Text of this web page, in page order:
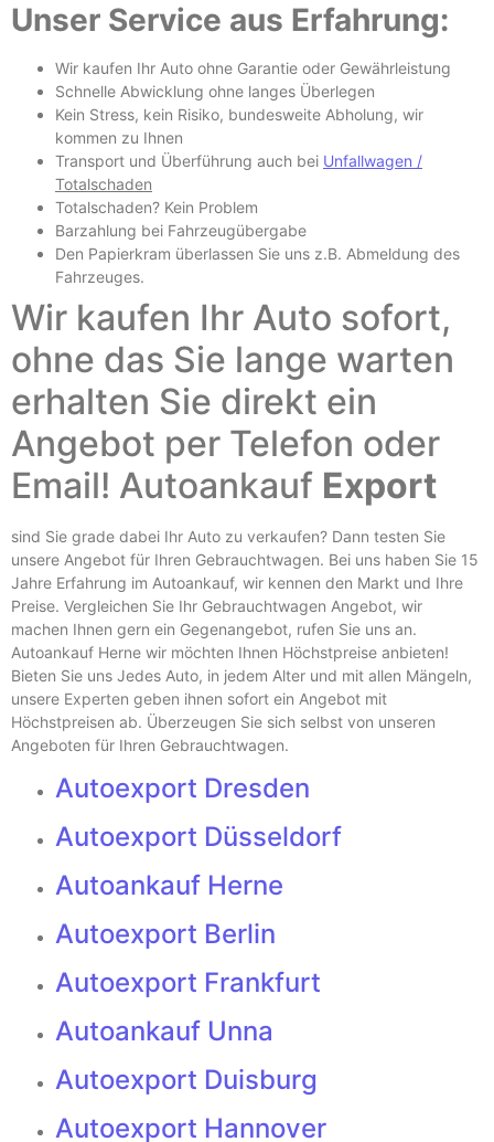
Unser Service aus Erfahrung:
Wir kaufen Ihr Auto ohne Garantie oder Gewährleistung
Schnelle Abwicklung ohne langes Überlegen
Kein Stress, kein Risiko, bundesweite Abholung, wir
kommen zu Ihnen
Transport und Überführung auch bei Unfallwagen /
Totalschaden
Totalschaden? Kein Problem
Barzahlung bei Fahrzeugübergabe
Den Papierkram überlassen Sie uns z.B. Abmeldung des
Fahrzeuges.
Wir kaufen Ihr Auto sofort,
ohne das Sie lange warten
erhalten Sie direkt ein
Angebot per Telefon oder
Email! Autoankauf Export
sind Sie grade dabei Ihr Auto zu verkaufen? Dann testen Sie
unsere Angebot für Ihren Gebrauchtwagen. Bei uns haben Sie 15
Jahre Erfahrung im Autoankauf, wir kennen den Markt und Ihre
Preise. Vergleichen Sie Ihr Gebrauchtwagen Angebot, wir
machen Ihnen gern ein Gegenangebot, rufen Sie uns an.
Autoankauf Herne wir möchten Ihnen Höchstpreise anbieten!
Bieten Sie uns Jedes Auto, in jedem Alter und mit allen Mängeln,
unsere Experten geben ihnen sofort ein Angebot mit
Höchstpreisen ab. Überzeugen Sie sich selbst von unseren
Angeboten für Ihren Gebrauchtwagen.
Autoexport Dresden
Autoexport Düsseldorf
Autoankauf Herne
Autoexport Berlin
Autoexport Frankfurt
Autoankauf Unna
Autoexport Duisburg
Autoexport Hannover